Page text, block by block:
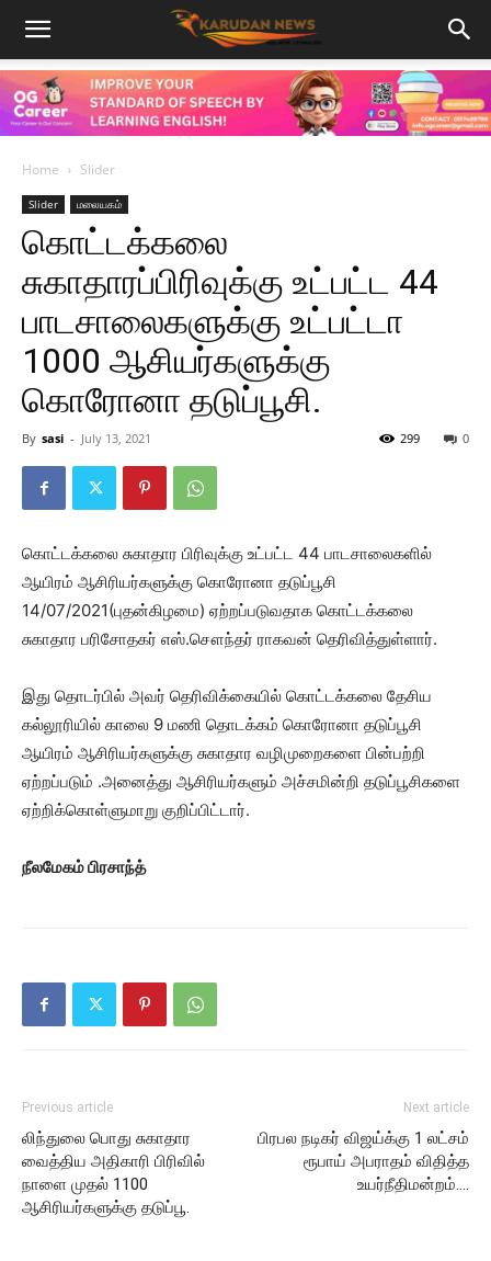
Home Slider
Slider மலையகம்
கொட்டக்கலை
சுகாதாரப்பிரிவுக்கு உட்பட்ட 44
பாடசாலைகளுக்கு உட்பட்டா
1000 ஆசியர்களுக்கு
கொரோனா தடுப்பூசி.
By sasi - July 13, 2021 0
299
கொட்டக்கலை சுகாதார பிரிவுக்கு உட்பட்ட 44 பாடசாலைகளில்
ஆயிரம் ஆசிரியர்களுக்கு கொரோனா தடுப்பூசி
14/07/2021(புதன்கிழமை) ஏற்றப்படுவதாக கொட்டக்கலை
சுகாதார பரிசோதகர் எஸ்.சௌந்தர் ராகவன் தெரிவித்துள்ளார்.
இது தொடர்பில் அவர் தெரிவிக்கையில் கொட்டக்கலை தேசிய
கல்லூரியில் காலை 9 மணி தொடக்கம் கொரோனா தடுப்பூசி
ஆயிரம் ஆசிரியர்களுக்கு சுகாதார வழிமுறைகளை பின்பற்றி
ஏற்றப்படும் .அனைத்து ஆசிரியர்களும் அச்சமின்றி தடுப்பூசிகளை
ஏற்றிக்கொள்ளுமாறு குறிப்பிட்டார்.
நீலமேகம் பிரசாந்த்
Previous article
லிந்துலை பொது சுகாதார
வைத்திய அதிகாரி பிரிவில்
நாளை முதல் 1100
ஆசிரியர்களுக்கு தடுப்பூ.
Next article
பிரபல நடிகர் விஜய்க்கு 1 லட்சம்
ரூபாய் அபராதம் விதித்த
உயர்நீதிமன்றம்….